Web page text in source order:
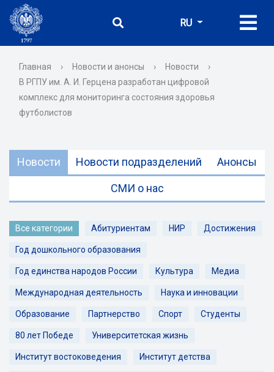
RU
Главная › Новости и анонсы › Новости
›
В РГПУ им. А. И. Герцена разработан цифровой
комплекс для мониторинга состояния здоровья
футболистов
Новости Новости подразделений Анонсы
СМИ о нас
Все категории Абитуриентам НИР Достижения
Год дошкольного образования
Год единства народов России Культура Медиа
Международная деятельность Наука и инновации
Образование Партнерство Спорт Студенты
80 лет Победе Университетская жизнь
Институт востоковедения Институт детства